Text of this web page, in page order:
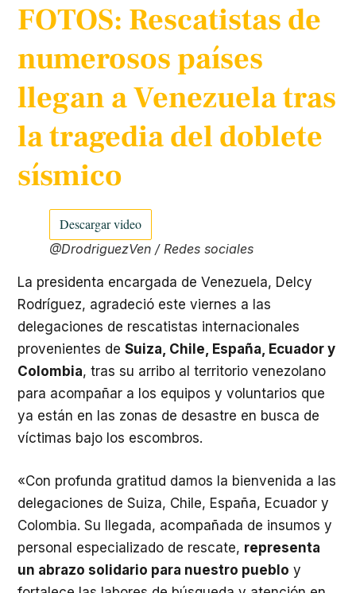
FOTOS: Rescatistas de
numerosos países
llegan a Venezuela tras
la tragedia del doblete
sísmico
Descargar video
@DrodriguezVen / Redes sociales
La presidenta encargada de Venezuela, Delcy
Rodríguez, agradeció este viernes a las
delegaciones de rescatistas internacionales
provenientes de Suiza, Chile, España, Ecuador y
Colombia, tras su arribo al territorio venezolano
para acompañar a los equipos y voluntarios que
ya están en las zonas de desastre en busca de
víctimas bajo los escombros.
«Con profunda gratitud damos la bienvenida a las
delegaciones de Suiza, Chile, España, Ecuador y
Colombia. Su llegada, acompañada de insumos y
personal especializado de rescate, representa
un abrazo solidario para nuestro pueblo y